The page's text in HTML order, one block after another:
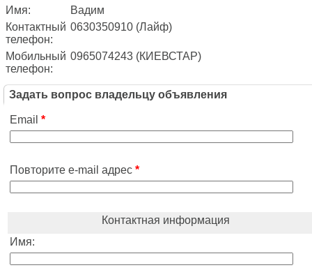
Имя:
Вадим
Контактный
телефон:
0630350910 (Лайф)
Мобильный
телефон:
0965074243 (КИЕВСТАР)
Задать вопрос владельцу объявления
Email *
Повторите e-mail адрес *
Контактная информация
Имя: